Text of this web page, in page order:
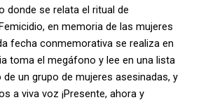
donde se relata el ritual de
en memoria de las mujeres
fecha conmemorativa se realiza en
toma el megáfono y lee en una lista
un grupo de mujeres asesinadas, y
a viva voz ¡Presente, ahora y